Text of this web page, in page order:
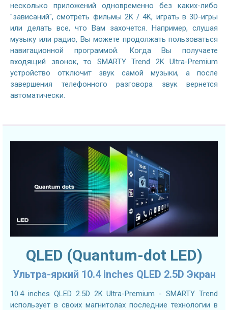
несколько приложений одновременно без каких-либо
"зависаний", смотреть фильмы 2K / 4K, играть в 3D-игры
или делать все, что Вам захочется. Например, слушая
музыку или радио, Вы можете продолжать пользоваться
навигационной программой. Когда Вы получаете
входящий звонок, то SMARTY Trend 2K Ultra-Premium
устройство отключит звук самой музыки, а после
завершения телефонного разговора звук вернется
автоматически.
QLED (Quantum-dot LED)
Ультра-яркий 10.4 inches QLED 2.5D Экран
10.4 inches QLED 2.5D 2K Ultra-Premium - SMARTY Trend
использует в своих магнитолах последние технологии в